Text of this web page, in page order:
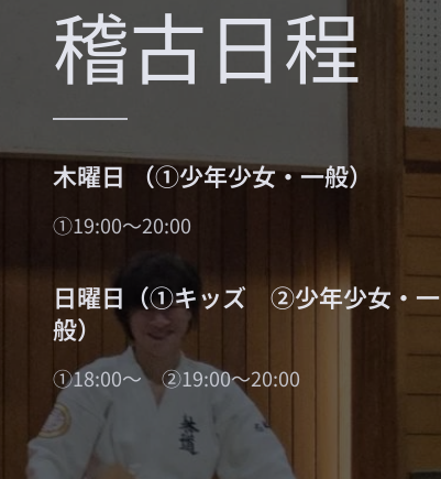
稽古日程
木曜日 （①少年少女・一般）
①19:00～20:00
日曜日（①キッズ ②少年少女・一
般）
①18:00～ ②19:00～20:00